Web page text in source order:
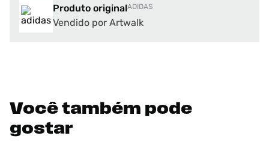
Produto originalADIDAS
Vendido por Artwalk
Você também pode
gostar